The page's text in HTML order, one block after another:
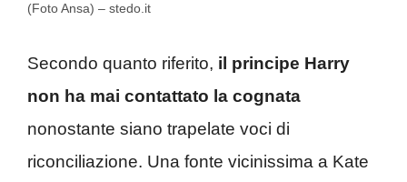
(Foto Ansa) – stedo.it
Secondo quanto riferito, il principe Harry
non ha mai contattato la cognata
nonostante siano trapelate voci di
riconciliazione. Una fonte vicinissima a Kate